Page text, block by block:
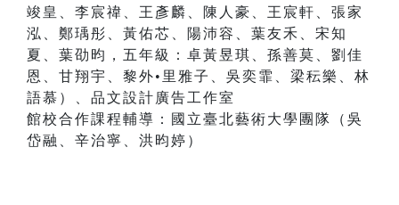
竣皇、李宸禕、王彥麟、陳人豪、王宸軒、張家
泓、鄭瑀彤、黃佑芯、陽沛容、葉友禾、宋知
夏、葉劭昀，五年級：卓黃昱琪、孫善莫、劉佳
恩、甘翔宇、黎外•里雅子、吳奕霏、梁秐樂、林
語慕）、品文設計廣告工作室
館校合作課程輔導：國立臺北藝術大學團隊（吳
岱融、辛治寧、洪昀婷）